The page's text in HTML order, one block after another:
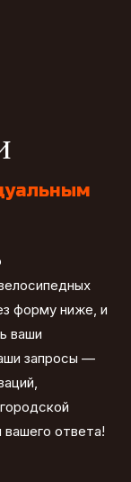
форму ниже, и
ваши
запросы —
ответа!